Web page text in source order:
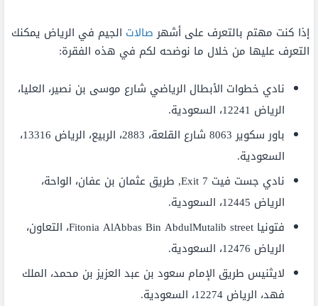
إذا كنت مهتم بالتعرف على أشهرصالات الجيم في الرياض يمكنك
التعرف عليها من خلال ما نوضحه لكم في هذه الفقرة:
نادي خطوات الأبطال الرياضي شارع موسى بن نصير، العليا،
الرياض 12241، السعودية.
باور سكوير 8063 شارع القلعة، 2883، الربيع، الرياض 13316،
السعودية.
نادي جست فيت Exit 7, طريق عثمان بن عفان، الواحة،
الرياض 12445، السعودية.
فتونيا Fitonia AlAbbas Bin AbdulMutalib street، التعاون،
الرياض 12476، السعودية.
لايثنيس طريق الإمام سعود بن عبد العزيز بن محمد، الملك
فهد، الرياض 12274، السعودية.